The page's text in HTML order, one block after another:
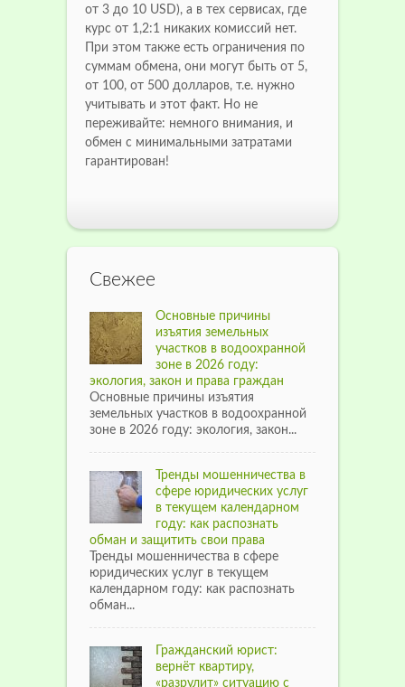
от 3 до 10 USD), а в тех сервисах, где
курс от 1,2:1 никаких комиссий нет.
При этом также есть ограничения по
суммам обмена, они могут быть от 5,
от 100, от 500 долларов, т.е. нужно
учитывать и этот факт. Но не
переживайте: немного внимания, и
обмен с минимальными затратами
гарантирован!
Свежее
Основные причины
изъятия земельных
участков в водоохранной
зоне в 2026 году:
экология, закон и права граждан
Основные причины изъятия
земельных участков в водоохранной
зоне в 2026 году: экология, закон...
Тренды мошенничества в
сфере юридических услуг
в текущем календарном
году: как распознать
обман и защитить свои права
Тренды мошенничества в сфере
юридических услуг в текущем
календарном году: как распознать
обман...
Гражданский юрист:
вернёт квартиру,
«разрулит» ситуацию с